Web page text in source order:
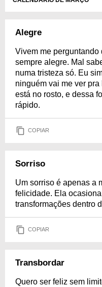
Alegre
Vivem me perguntando
sempre alegre. Mal
numa tristeza só. Eu
ninguém vai me ver
está no rosto, e dessa
rápido.
COPIAR
Sorriso
Um sorriso é apenas a
felicidade. Ela
transformações dentro
COPIAR
Transbordar
Quero ser feliz sem